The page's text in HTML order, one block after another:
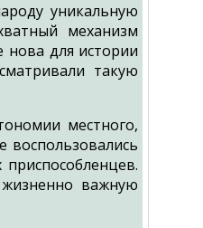
уникальную
механизм
нова для истории
такую
местного,
важную